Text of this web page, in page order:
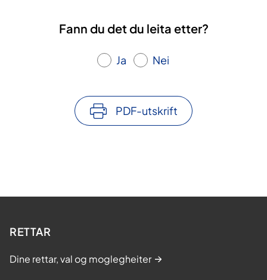
Fann du det du leita etter?
Ja Nei
PDF-utskrift
RETTAR
Dine rettar, val og moglegheiter